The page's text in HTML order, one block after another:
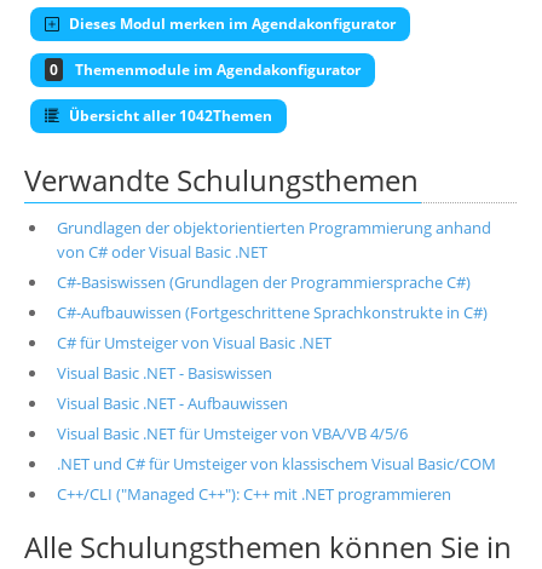
Dieses Modul merken im Agendakonfigurator
0 Themenmodule im Agendakonfigurator
Übersicht aller 1042Themen
Verwandte Schulungsthemen
Grundlagen der objektorientierten Programmierung anhand
von C# oder Visual Basic .NET
C#-Basiswissen (Grundlagen der Programmiersprache C#)
C#-Aufbauwissen (Fortgeschrittene Sprachkonstrukte in C#)
C# für Umsteiger von Visual Basic .NET
Visual Basic .NET - Basiswissen
Visual Basic .NET - Aufbauwissen
Visual Basic .NET für Umsteiger von VBA/VB 4/5/6
.NET und C# für Umsteiger von klassischem Visual Basic/COM
C++/CLI ("Managed C++"): C++ mit .NET programmieren
Alle Schulungsthemen können Sie in